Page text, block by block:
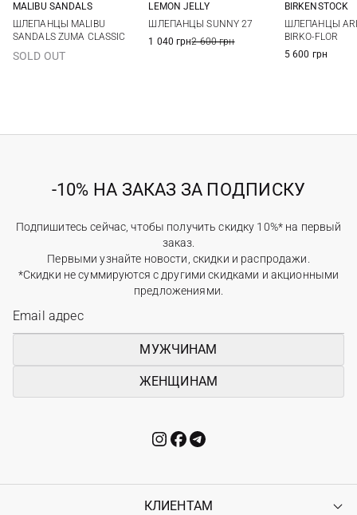
MALIBU SANDALS
ШЛЕПАНЦЫ MALIBU
SANDALS ZUMA CLASSIC
SOLD OUT
LEMON JELLY
ШЛЕПАНЦЫ SUNNY 27
1 040 грн2 600 грн
40
41
BIRKENSTOCK
ШЛЕПАНЦЫ
BIRKO-FLOR
5 600 грн
-10% НА ЗАКАЗ ЗА ПОДПИСКУ
Подпишитесь сейчас, чтобы получить скидку 10%* на первый
заказ.
Первыми узнайте новости, скидки и распродажи.
*Скидки не суммируются с другими скидками и акционными
предложениями.
МУЖЧИНАМ
ЖЕНЩИНАМ
КЛИЕНТАМ